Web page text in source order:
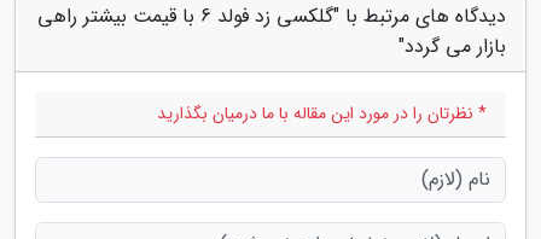
دیدگاه های مرتبط با "گلکسی زد فولد 6 با قیمت بیشتر راهی
بازار می گردد"
* نظرتان را در مورد این مقاله با ما درمیان بگذارید